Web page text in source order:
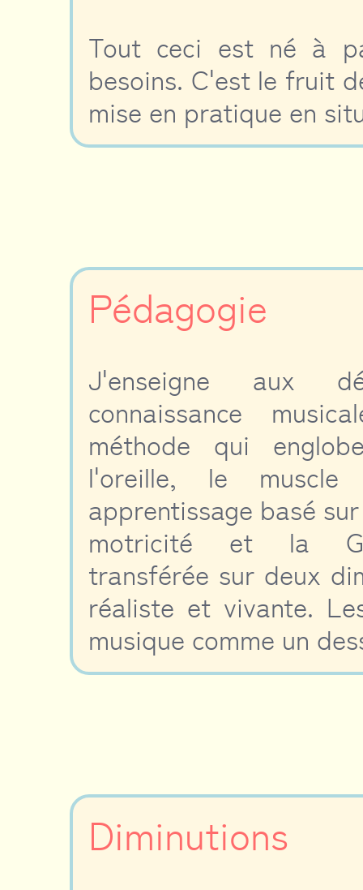
Tout ceci est né à
besoins. C'est le fruit
mise en pratique en
Pédagogie
J'enseigne aux
connaissance
méthode qui
l'oreille, le
apprentissage basé
motricité et la
transférée sur deux
réaliste et vivante.
musique comme un
Diminutions